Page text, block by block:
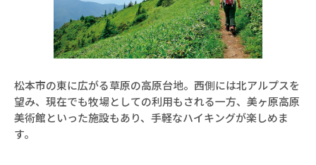
松本市の東に広がる草原の高原台地。西側には北アルプスを
望み、現在でも牧場としての利用もされる一方、美ヶ原高原
美術館といった施設もあり、手軽なハイキングが楽しめま
す。